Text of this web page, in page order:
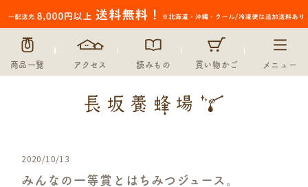
商品一覧 アクセス 読みもの 買い物かご メニュー
2020/10/13
みんなの一等賞とはちみつジュース。